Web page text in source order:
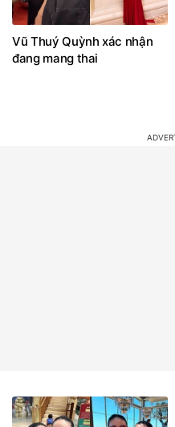
Vũ Thuý Quỳnh xác nhận
đang mang thai